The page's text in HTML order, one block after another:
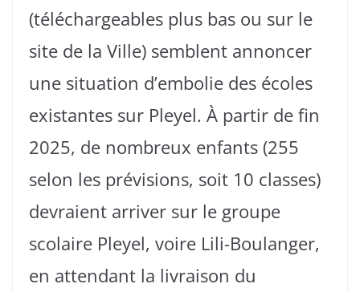
(téléchargeables plus bas ou sur le
site de la Ville) semblent annoncer
une situation d’embolie des écoles
existantes sur Pleyel. À partir de fin
2025, de nombreux enfants (255
selon les prévisions, soit 10 classes)
devraient arriver sur le groupe
scolaire Pleyel, voire Lili-Boulanger,
en attendant la livraison du